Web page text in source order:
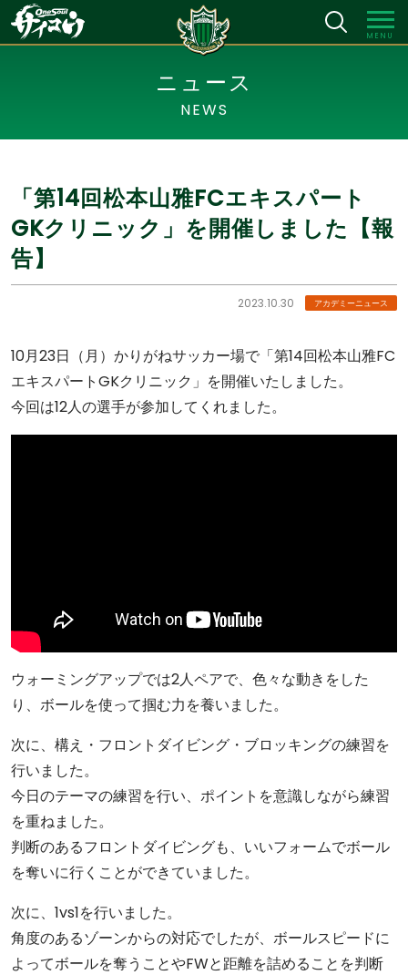
MENU
ニュース
NEWS
「第14回松本山雅FCエキスパート
GKクリニック」を開催しました【報
告】
2023.10.30 アカデミーニュース
10月23日（月）かりがねサッカー場で「第14回松本山雅FC
エキスパートGKクリニック」を開催いたしました。
今回は12人の選手が参加してくれました。
ウォーミングアップでは2人ペアで、色々な動きをした
り、ボールを使って掴む力を養いました。
次に、構え・フロントダイビング・ブロッキングの練習を
行いました。
今日のテーマの練習を行い、ポイントを意識しながら練習
を重ねました。
判断のあるフロントダイビングも、いいフォームでボール
を奪いに行くことができていました。
次に、1vs1を行いました。
角度のあるゾーンからの対応でしたが、ボールスピードに
よってボールを奪うことやFWと距離を詰めることを判断